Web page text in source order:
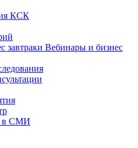
КСК
завтраки Вебинары и бизнес
СМИ